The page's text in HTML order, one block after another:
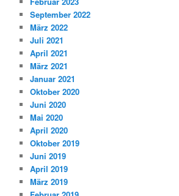
September 2022
März 2022
Juli 2021
April 2021
März 2021
Januar 2021
Oktober 2020
Juni 2020
Mai 2020
April 2020
Oktober 2019
Juni 2019
April 2019
März 2019